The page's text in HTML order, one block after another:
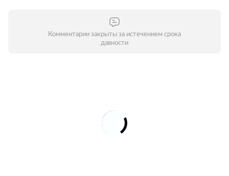
Комментарии закрыты за истечением срока
давности